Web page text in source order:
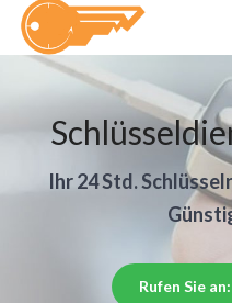
Ihr 24 Std.
Rufen Sie